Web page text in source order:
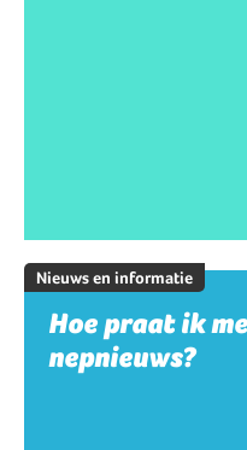
Nieuws en informatie
Hoe praat ik
nepnieuws?